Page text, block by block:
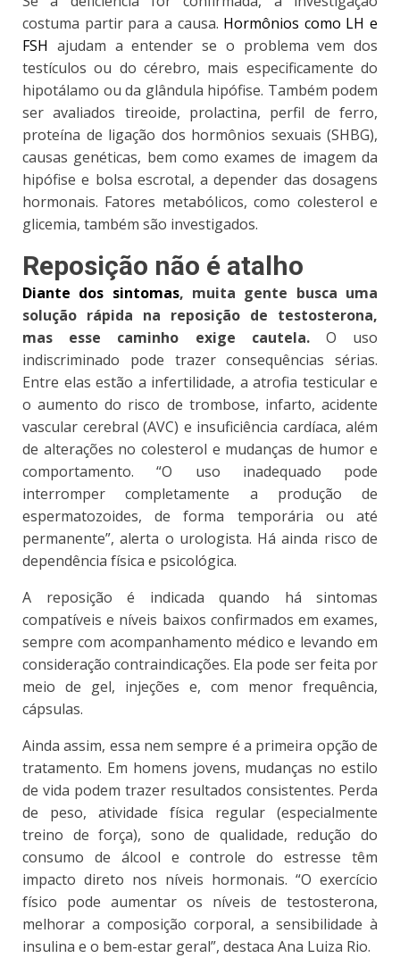
costuma partir para a causa. Hormônios como LH e
FSH ajudam a entender se o problema vem dos
testículos ou do cérebro, mais especificamente do
hipotálamo ou da glândula hipófise. Também podem
ser avaliados tireoide, prolactina, perfil de ferro,
proteína de ligação dos hormônios sexuais (SHBG),
causas genéticas, bem como exames de imagem da
hipófise e bolsa escrotal, a depender das dosagens
hormonais. Fatores metabólicos, como colesterol e
glicemia, também são investigados.
Reposição não é atalho
Diante dos sintomas, muita gente busca uma
solução rápida na reposição de testosterona,
mas esse caminho exige cautela.O uso
indiscriminado pode trazer consequências sérias.
Entre elas estão a infertilidade, a atrofia testicular e
o aumento do risco de trombose, infarto, acidente
vascular cerebral (AVC) e insuficiência cardíaca, além
de alterações no colesterol e mudanças de humor e
comportamento. “O uso inadequado pode
interromper completamente a produção de
espermatozoides, de forma temporária ou até
permanente”, alerta o urologista. Há ainda risco de
dependência física e psicológica.
A reposição é indicada quando há sintomas
compatíveis e níveis baixos confirmados em exames,
sempre com acompanhamento médico e levando em
consideração contraindicações. Ela pode ser feita por
meio de gel, injeções e, com menor frequência,
cápsulas.
Ainda assim, essa nem sempre é a primeira opção de
tratamento. Em homens jovens, mudanças no estilo
de vida podem trazer resultados consistentes. Perda
de peso, atividade física regular (especialmente
treino de força), sono de qualidade, redução do
consumo de álcool e controle do estresse têm
impacto direto nos níveis hormonais. “O exercício
físico pode aumentar os níveis de testosterona,
melhorar a composição corporal, a sensibilidade à
insulina e o bem-estar geral”, destaca Ana Luiza Rio.